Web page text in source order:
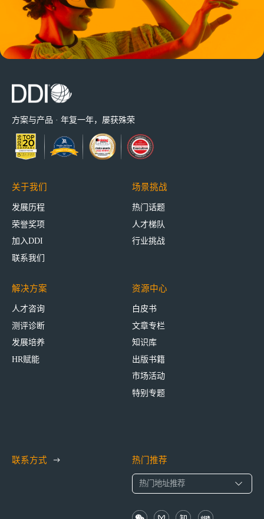
方案与产品 · 年复一年，屡获殊荣
关于我们
发展历程
荣誉奖项
加入DDI
联系我们
场景挑战
热门话题
人才梯队
行业挑战
解决方案
人才咨询
测评诊断
发展培养
HR赋能
资源中心
白皮书
文章专栏
知识库
出版书籍
市场活动
特别专题
联系方式 热门推荐